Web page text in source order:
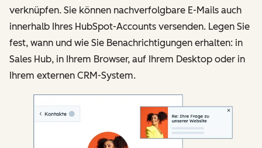
verknüpfen. Sie können nachverfolgbare E-Mails auch
innerhalb Ihres HubSpot-Accounts versenden. Legen Sie
fest, wann und wie Sie Benachrichtigungen erhalten: in
Sales Hub, in Ihrem Browser, auf Ihrem Desktop oder in
Ihrem externen CRM-System.